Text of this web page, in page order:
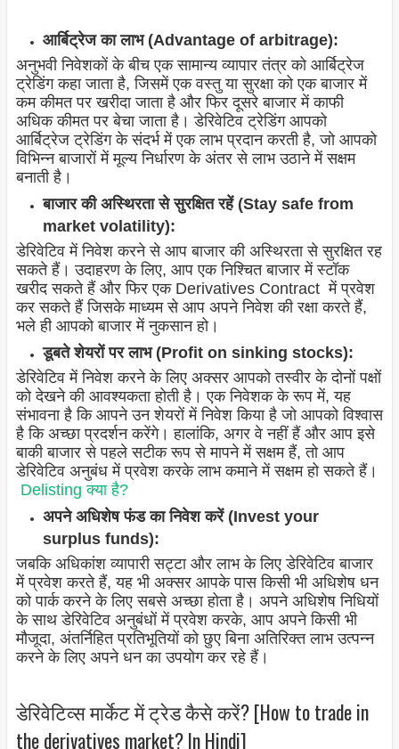
आर्बिट्रेज का लाभ (Advantage of arbitrage):
अनुभवी निवेशकों के बीच एक सामान्य व्यापार तंत्र को आर्बिट्रेज
ट्रेडिंग कहा जाता है, जिसमें एक वस्तु या सुरक्षा को एक बाजार में
कम कीमत पर खरीदा जाता है और फिर दूसरे बाजार में काफी
अधिक कीमत पर बेचा जाता है। डेरिवेटिव ट्रेडिंग आपको
आर्बिट्रेज ट्रेडिंग के संदर्भ में एक लाभ प्रदान करती है, जो आपको
विभिन्न बाजारों में मूल्य निर्धारण के अंतर से लाभ उठाने में सक्षम
बनाती है।
बाजार की अस्थिरता से सुरक्षित रहें (Stay safe from
market volatility):
डेरिवेटिव में निवेश करने से आप बाजार की अस्थिरता से सुरक्षित रह
सकते हैं। उदाहरण के लिए, आप एक निश्चित बाजार में स्टॉक
खरीद सकते हैं और फिर एक Derivatives Contract में प्रवेश
कर सकते हैं जिसके माध्यम से आप अपने निवेश की रक्षा करते हैं,
भले ही आपको बाजार में नुकसान हो।
डूबते शेयरों पर लाभ (Profit on sinking stocks):
डेरिवेटिव में निवेश करने के लिए अक्सर आपको तस्वीर के दोनों पक्षों
को देखने की आवश्यकता होती है। एक निवेशक के रूप में, यह
संभावना है कि आपने उन शेयरों में निवेश किया है जो आपको विश्वास
है कि अच्छा प्रदर्शन करेंगे। हालांकि, अगर वे नहीं हैं और आप इसे
बाकी बाजार से पहले सटीक रूप से मापने में सक्षम हैं, तो आप
डेरिवेटिव अनुबंध में प्रवेश करके लाभ कमाने में सक्षम हो सकते हैं।
Delisting क्या है?
अपने अधिशेष फंड का निवेश करें (Invest your
surplus funds):
जबकि अधिकांश व्यापारी सट्टा और लाभ के लिए डेरिवेटिव बाजार
में प्रवेश करते हैं, यह भी अक्सर आपके पास किसी भी अधिशेष धन
को पार्क करने के लिए सबसे अच्छा होता है। अपने अधिशेष निधियों
के साथ डेरिवेटिव अनुबंधों में प्रवेश करके, आप अपने किसी भी
मौजूदा, अंतर्निहित प्रतिभूतियों को छुए बिना अतिरिक्त लाभ उत्पन्न
करने के लिए अपने धन का उपयोग कर रहे हैं।
डेरिवेटिव्स मार्केट में ट्रेड कैसे करें? [How to trade in
the derivatives market? In Hindi]